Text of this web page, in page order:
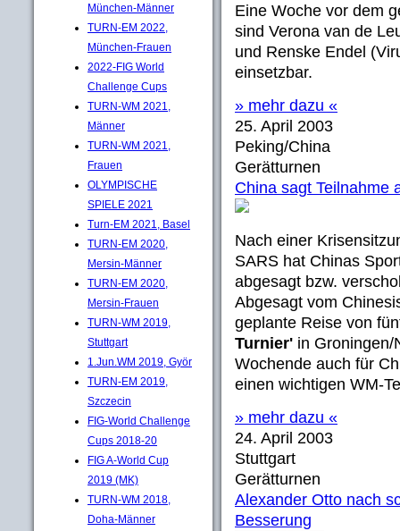
München-Männer
TURN-EM 2022,
München-Frauen
2022-FIG World
Challenge Cups
TURN-WM 2021,
Männer
TURN-WM 2021,
Frauen
OLYMPISCHE
SPIELE 2021
Turn-EM 2021, Basel
TURN-EM 2020,
Mersin-Männer
TURN-EM 2020,
Mersin-Frauen
TURN-WM 2019,
Stuttgart
1.Jun.WM 2019, Györ
TURN-EM 2019,
Szczecin
FIG-World Challenge
Cups 2018-20
FIG A-World Cup
2019 (MK)
TURN-WM 2018,
Doha-Männer
Eine Woche vor dem
sind Verona van de
und Renske Endel
einsetzbar.
» mehr dazu «
25. April 2003
Peking/China
Gerätturnen
China sagt Teilnahme
Nach einer
SARS hat Chinas
abgesagt bzw.
Abgesagt vom
geplante Reise von
Turnier' in Groningen/
Wochende auch für
einen wichtigen WM-
» mehr dazu «
24. April 2003
Stuttgart
Gerätturnen
Alexander Otto nach
Besserung